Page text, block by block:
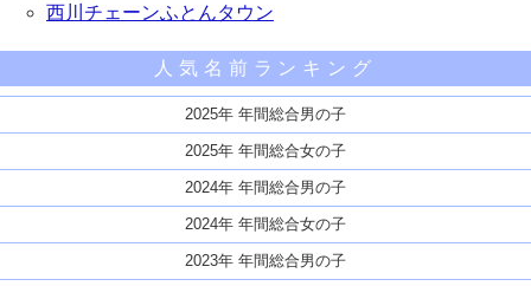
西川チェーンふとんタウン
人気名前ランキング
2025年 年間総合男の子
2025年 年間総合女の子
2024年 年間総合男の子
2024年 年間総合女の子
2023年 年間総合男の子